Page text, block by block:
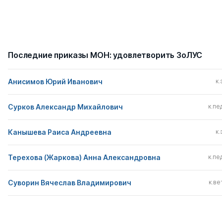
Последние приказы МОН: удовлетворить ЗоЛУС
Анисимов Юрий Иванович
Сурков Александр Михайлович
Канышева Раиса Андреевна
Терехова (Жаркова) Анна Александровна
Суворин Вячеслав Владимирович